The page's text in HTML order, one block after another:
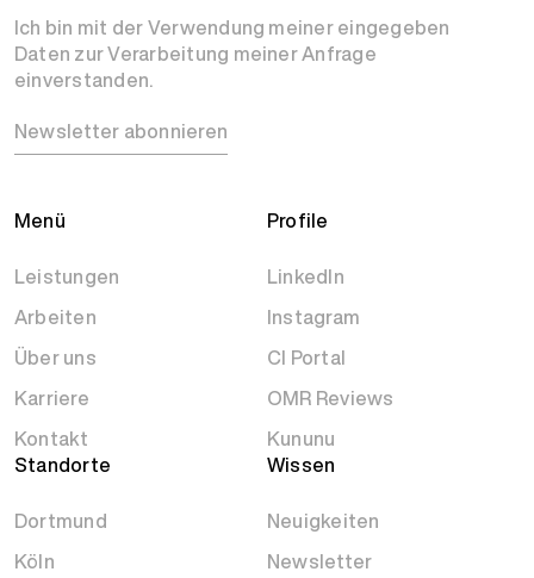
Menü
Leistungen
Arbeiten
Über uns
Karriere
Kontakt
Profile
LinkedIn
Instagram
CI Portal
OMR Reviews
Kununu
Standorte
Dortmund
Köln
Wissen
Neuigkeiten
Newsletter
Ich bin mit der Verwendung meiner eingegeben
Daten zur Verarbeitung meiner Anfrage
einverstanden.
Newsletter abonnieren